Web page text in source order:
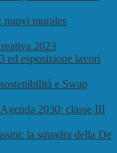
nuovi murales
2023
ed esposizione lavori
e Swap
2030: classe III
la squadra della De